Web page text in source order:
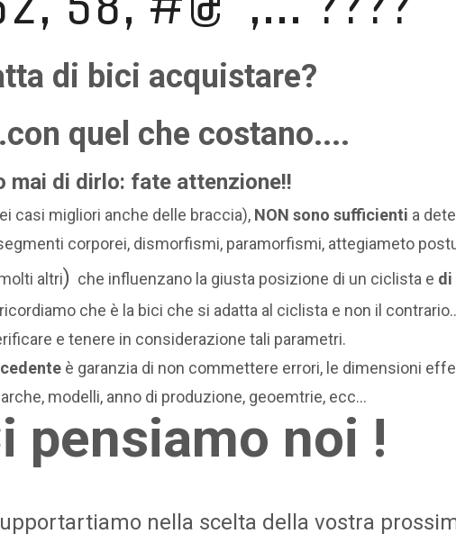
di bici acquistare?
quel che costano....
mai di dirlo: fate attenzione!!
casi migliori anche delle braccia), NON sono sufficienti a
corporei, dismorfismi, paramorfismi, attegiameto
altri) che influenzano la giusta posizione di un ciclista e di
che è la bici che si adatta al ciclista e non il
e tenere in considerazione tali parametri.
è garanzia di non commettere errori, le dimensioni
modelli, anno di produzione, geoemtrie, ecc...
pensiamo noi !
nella scelta della vostra